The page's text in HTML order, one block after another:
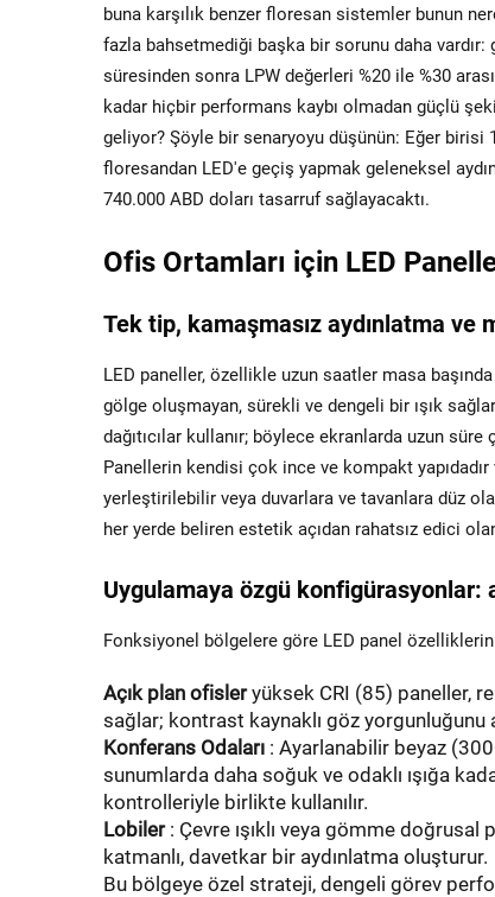
buna karşılık benzer floresan sistemler bunun
fazla bahsetmediği başka bir sorunu daha
süresinden sonra LPW değerleri %20 ile %30
kadar hiçbir performans kaybı olmadan güçlü
geliyor? Şöyle bir senaryoyu düşünün: Eğer birisi
floresandan LED'e geçiş yapmak geleneksel
740.000 ABD doları tasarruf sağlayacaktı.
Ofis Ortamları için LED
Tek tip, kamaşmasız aydınlatma ve
LED paneller, özellikle uzun saatler masa
gölge oluşmayan, sürekli ve dengeli bir ışık
dağıtıcılar kullanır; böylece ekranlarda uzun süre
Panellerin kendisi çok ince ve kompakt
yerleştirilebilir veya duvarlara ve tavanlara düz
her yerde beliren estetik açıdan rahatsız edici
Uygulamaya özgü konfigürasyonlar:
Fonksiyonel bölgelere göre LED panel
Açık plan ofisleryüksek CRI (85) paneller,
sağlar; kontrast kaynaklı göz yorgunluğunu
Konferans Odaları : Ayarlanabilir beyaz
sunumlarda daha soğuk ve odaklı ışığa
kontrolleriyle birlikte kullanılır.
Lobiler : Çevre ışıklı veya gömme
katmanlı, davetkar bir aydınlatma oluşturur.
Bu bölgeye özel strateji, dengeli görev